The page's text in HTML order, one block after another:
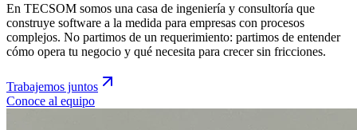
En TECSOM somos una casa de ingeniería y consultoría que
construye software a la medida para empresas con procesos
complejos. No partimos de un requerimiento: partimos de entender
cómo opera tu negocio y qué necesita para crecer sin fricciones.
Trabajemos juntos
Conoce al equipo